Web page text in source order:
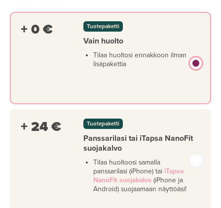
+ 0 € Tuotepaketti
Vain huolto
Tilaa huoltosi ennakkoon ilman
lisäpakettia
+ 24 € Tuotepaketti
Panssarilasi tai iTapsa NanoFit
suojakalvo
Tilaa huoltoosi samalla
panssarilasi (iPhone) tai iTapsa
NanoFit suojakalvo (iPhone ja
Android) suojaamaan näyttöäsi!